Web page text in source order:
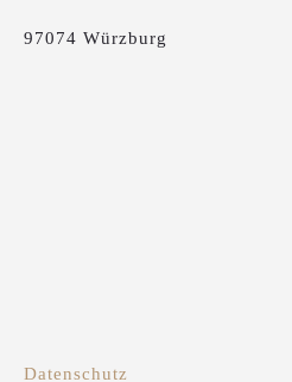
97074 Würzburg
Datenschutz